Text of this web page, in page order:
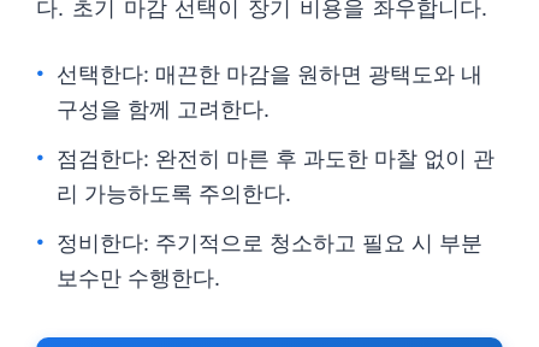
다. 초기 마감 선택이 장기 비용을 좌우합니다.
선택한다: 매끈한 마감을 원하면 광택도와 내
구성을 함께 고려한다.
점검한다: 완전히 마른 후 과도한 마찰 없이 관
리 가능하도록 주의한다.
정비한다: 주기적으로 청소하고 필요 시 부분
보수만 수행한다.